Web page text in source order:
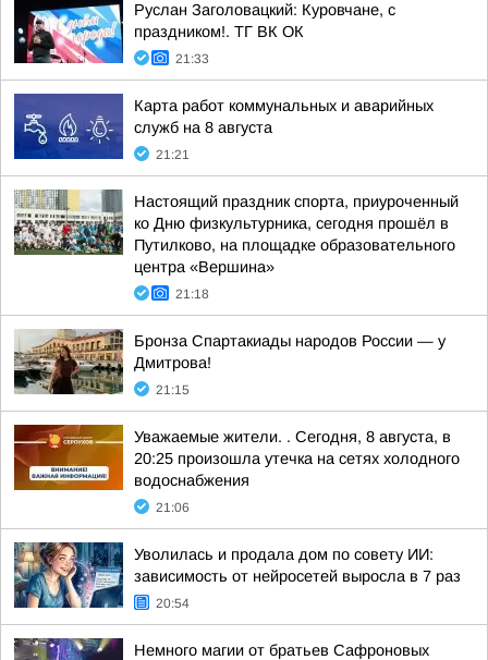
Руслан Заголовацкий: Куровчане, с
праздником!. ТГ ВК ОК
21:33
Карта работ коммунальных и аварийных
служб на 8 августа
21:21
Настоящий праздник спорта, приуроченный
ко Дню физкультурника, сегодня прошёл в
Путилково, на площадке образовательного
центра «Вершина»
21:18
Бронза Спартакиады народов России — у
Дмитрова!
21:15
Уважаемые жители. . Сегодня, 8 августа, в
20:25 произошла утечка на сетях холодного
водоснабжения
21:06
Уволилась и продала дом по совету ИИ:
зависимость от нейросетей выросла в 7 раз
20:54
Немного магии от братьев Сафроновых